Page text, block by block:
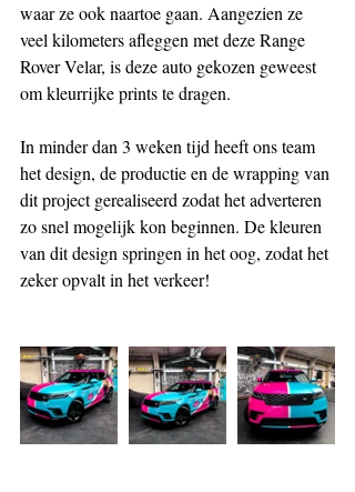
waar ze ook naartoe gaan. Aangezien ze
veel kilometers afleggen met deze Range
Rover Velar, is deze auto gekozen geweest
om kleurrijke prints te dragen.
In minder dan 3 weken tijd heeft ons team
het design, de productie en de wrapping van
dit project gerealiseerd zodat het adverteren
zo snel mogelijk kon beginnen. De kleuren
van dit design springen in het oog, zodat het
zeker opvalt in het verkeer!